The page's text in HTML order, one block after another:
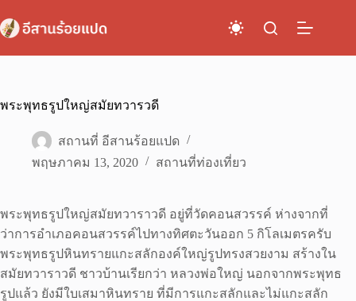
to
content
พระพุทธรูปใหญ่สมัยทวารวดี
สถานที่ อีสานร้อยแปด
พฤษภาคม 13, 2020
สถานที่ท่องเที่ยว
พระพุทธรูปใหญ่สมัยทวาราวดี อยู่ที่วัดคอนสวรรค์ ห่างจากที่
ว่าการอำเภอคอนสวรรค์ไปทางทิศตะวันออก 5 กิโลเมตรครับ
พระพุทธรูปหินทรายแกะสลักองค์ใหญ่รูปทรงสวยงาม สร้างใน
สมัยทวาราวดี ชาวบ้านเรียกว่า หลวงพ่อใหญ่ นอกจากพระพุทธ
รูปแล้ว ยังมีใบเสมาหินทราย ที่มีการแกะสลักและไม่แกะสลัก